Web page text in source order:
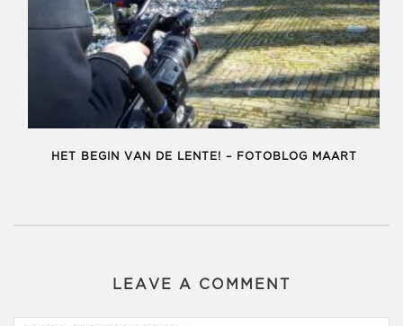
HET BEGIN VAN DE LENTE! – FOTOBLOG MAART
LEAVE A COMMENT